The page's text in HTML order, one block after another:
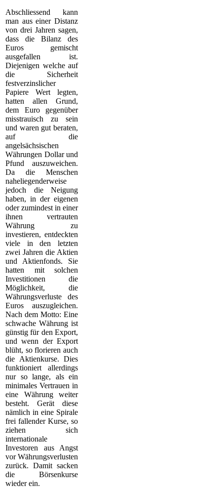
Abschliessend kann
man aus einer Distanz
von drei Jahren sagen,
dass die Bilanz des
Euros gemischt
ausgefallen ist.
Diejenigen welche auf
die Sicherheit
festverzinslicher
Papiere Wert legten,
hatten allen Grund,
dem Euro gegenüber
misstrauisch zu sein
und waren gut beraten,
auf die
angelsächsischen
Währungen Dollar und
Pfund auszuweichen.
Da die Menschen
naheliegenderweise
jedoch die Neigung
haben, in der eigenen
oder zumindest in einer
ihnen vertrauten
Währung zu
investieren, entdeckten
viele in den letzten
zwei Jahren die Aktien
und Aktienfonds. Sie
hatten mit solchen
Investitionen die
Möglichkeit, die
Währungsverluste des
Euros auszugleichen.
Nach dem Motto: Eine
schwache Währung ist
günstig für den Export,
und wenn der Export
blüht, so florieren auch
die Aktienkurse. Dies
funktioniert allerdings
nur so lange, als ein
minimales Vertrauen in
eine Währung weiter
besteht. Gerät diese
nämlich in eine Spirale
frei fallender Kurse, so
ziehen sich
internationale
Investoren aus Angst
vor Währungsverlusten
zurück. Damit sacken
die Börsenkurse
wieder ein.